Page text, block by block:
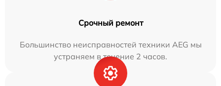
Срочный ремонт
Большинство неисправностей техники AEG мы
устраняем в течение 2 часов.